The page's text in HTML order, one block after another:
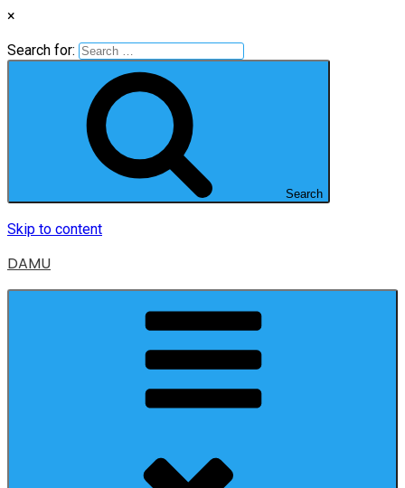
×
Search for:
Search
Skip to content
DAMU